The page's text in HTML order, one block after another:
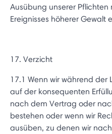
Ausübung unserer
Ereignisses höherer Gewalt
17. Verzicht
17.1 Wenn wir während
auf der konsequenten
nach dem Vertrag oder
bestehen oder wenn wir
ausüben, zu denen wir